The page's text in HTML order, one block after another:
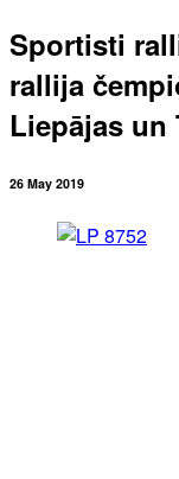
Sportisti
rallija
Liepājas un
26 May 2019